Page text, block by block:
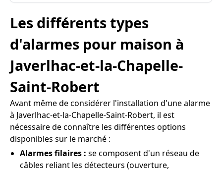
Les différents types
d'alarmes pour maison à
Javerlhac-et-la-Chapelle-
Saint-Robert
Avant même de considérer l'installation d'une alarme
à Javerlhac-et-la-Chapelle-Saint-Robert, il est
nécessaire de connaître les différentes options
disponibles sur le marché :
Alarmes filaires : se composent d'un réseau de
câbles reliant les détecteurs (ouverture,